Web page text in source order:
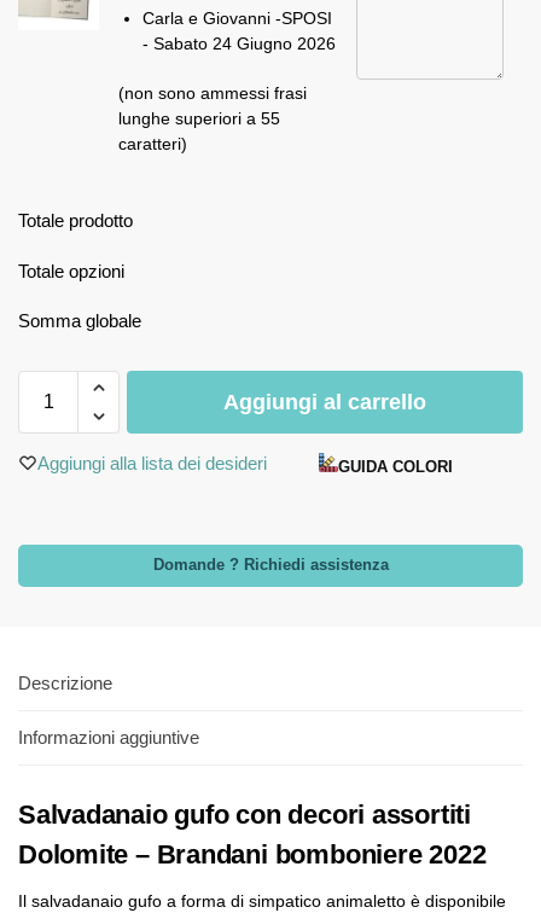
Carla e Giovanni -SPOSI
- Sabato 24 Giugno 2026
(non sono ammessi frasi
lunghe superiori a 55
caratteri)
Totale prodotto
Totale opzioni
Somma globale
Aggiungi al carrello
Aggiungi alla lista dei desideri GUIDA COLORI
Domande ? Richiedi assistenza
Descrizione
Informazioni aggiuntive
Salvadanaio gufo con decori assortiti
Dolomite – Brandani bomboniere 2022
Il salvadanaio gufo a forma di simpatico animaletto è disponibile